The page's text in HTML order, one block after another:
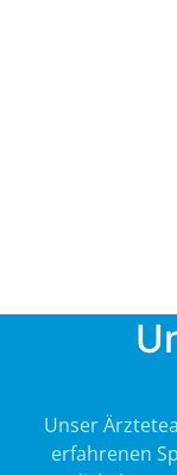
Unser
erfahrenen